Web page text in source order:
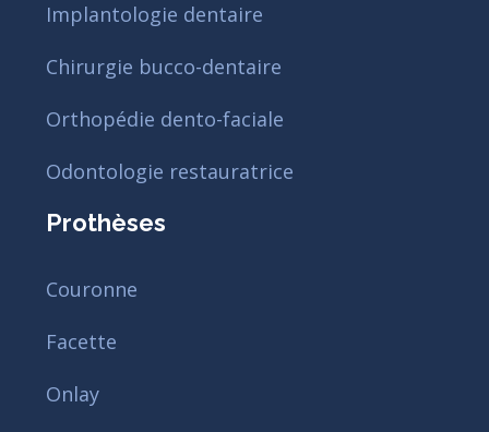
Implantologie dentaire
Chirurgie bucco-dentaire
Orthopédie dento-faciale
Odontologie restauratrice
Prothèses
Couronne
Facette
Onlay